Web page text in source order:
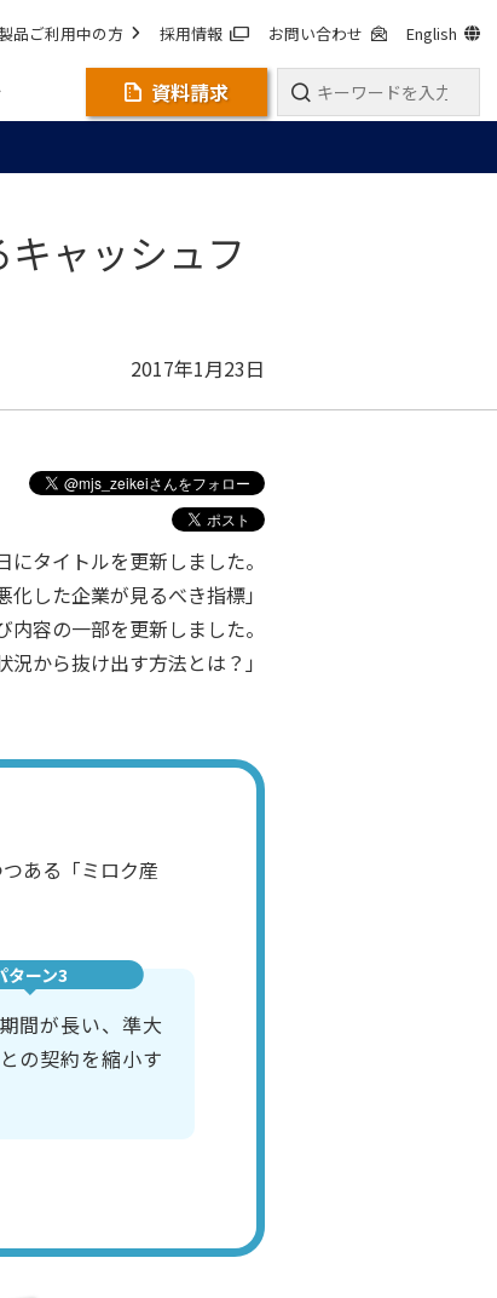
品ご利用中の方 採用情報 お問い合わせ English
資料請求
ャッシュフ
2017年1月23日
タイトルを更新しました。
した企業が見るべき指標」
容の一部を更新しました。
から抜け出す方法とは？」
ある「ミロク産
ターン3
間が長い、準大
の契約を縮小す